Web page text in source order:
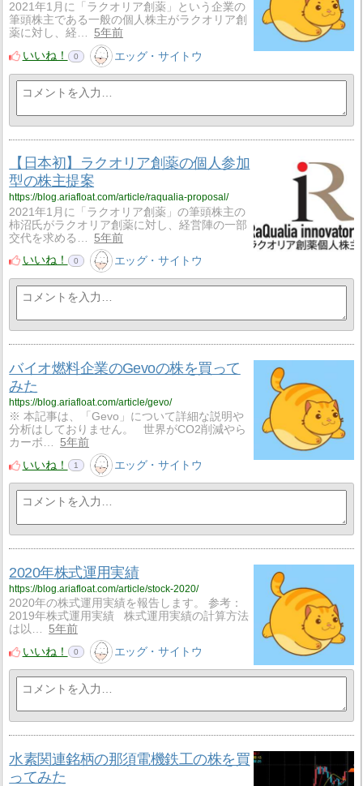
2021年1月に「ラクオリア創薬」という企業の
筆頭株主である一般の個人株主がラクオリア創
薬に対し、経…
5年前
いいね！
0 エッグ・サイトウ
【日本初】ラクオリア創薬の個人参加
型の株主提案
https://blog.ariafloat.com/article/raqualia-proposal/
2021年1月に「ラクオリア創薬」の筆頭株主の
柿沼氏がラクオリア創薬に対し、経営陣の一部
交代を求める…
5年前
いいね！
0 エッグ・サイトウ
バイオ燃料企業のGevoの株を買って
みた
https://blog.ariafloat.com/article/gevo/
※ 本記事は、「Gevo」について詳細な説明や
分析はしておりません。 世界がCO2削減やら
カーボ…
5年前
いいね！
1 エッグ・サイトウ
2020年株式運用実績
https://blog.ariafloat.com/article/stock-2020/
2020年の株式運用実績を報告します。 参考：
2019年株式運用実績 株式運用実績の計算方法
は以…
5年前
いいね！
0 エッグ・サイトウ
水素関連銘柄の那須電機鉄工の株を買
ってみた